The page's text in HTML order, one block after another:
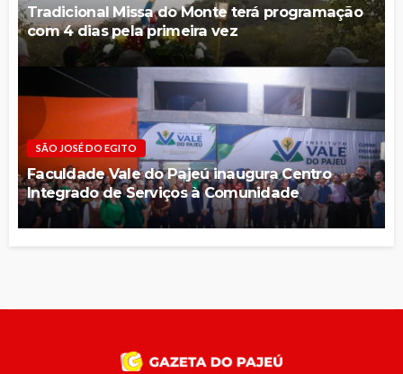
Tradicional Missa do Monte terá programação
com 4 dias pela primeira vez
SÃO JOSÉ DO EGITO
Faculdade Vale do Pajeú inaugura Centro
Integrado de Serviços à Comunidade